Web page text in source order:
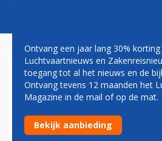
TWEE LICHAMEN
NEERGESTORTE
GEVONDEN
Ontvang een jaar lang 30%
Luchtvaartnieuws en
toegang tot al het nieuws en de
Ontvang tevens 12 maanden het
Magazine in de mail of op de mat.
Bekijk aanbieding